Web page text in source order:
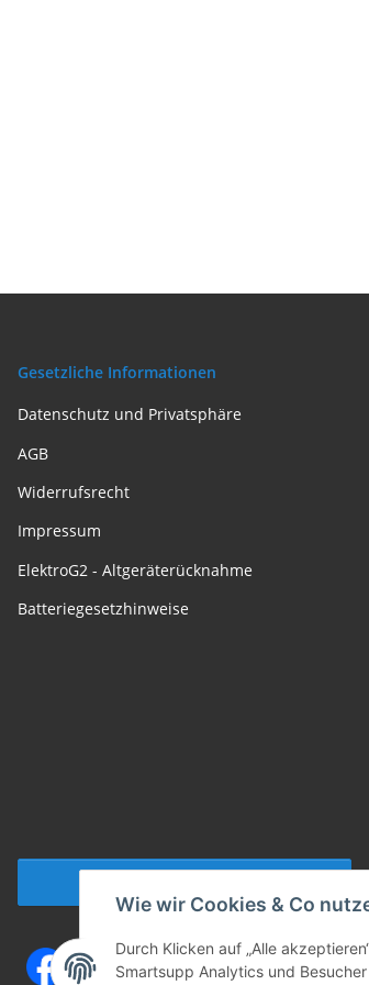
Wie wir Cookies & Co
Durch Klicken auf „Alle
Smartsupp Analytics und
Gesetzliche Informationen
Datenschutz und Privatsphäre
AGB
Widerrufsrecht
Impressum
ElektroG2 - Altgeräterücknahme
Batteriegesetzhinweise